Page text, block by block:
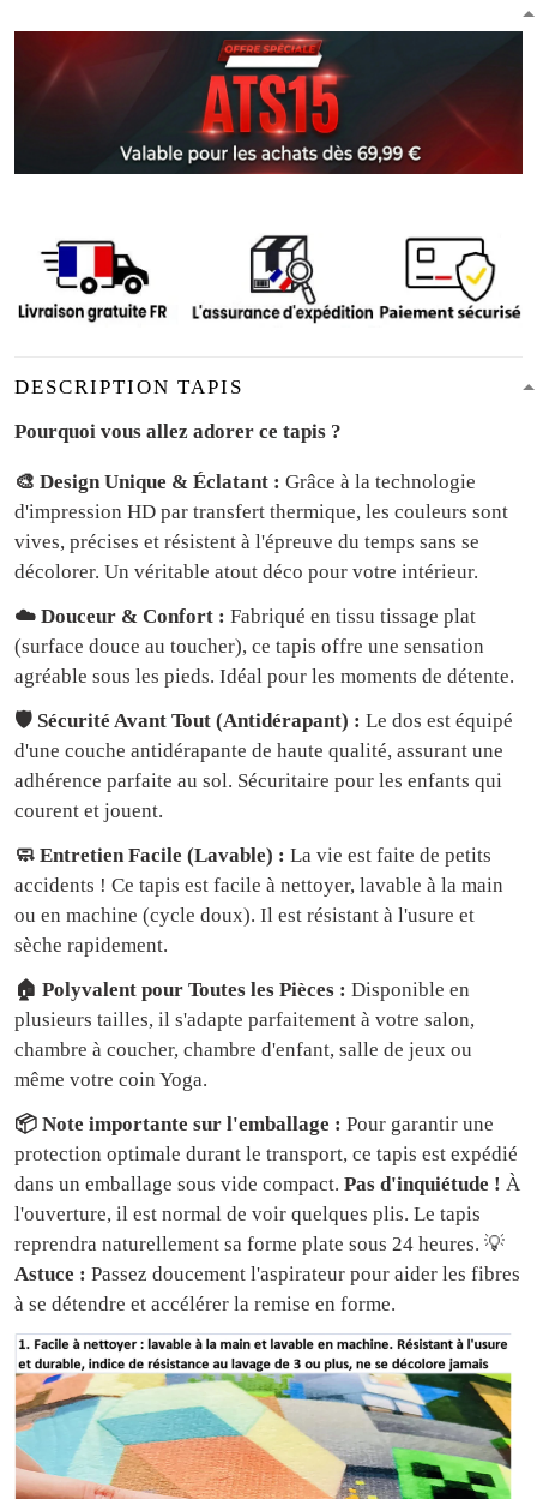
DESCRIPTION TAPIS
Pourquoi vous allez adorer ce tapis ?
🎨 Design Unique & Éclatant : Grâce à la technologie
d'impression HD par transfert thermique, les couleurs sont
vives, précises et résistent à l'épreuve du temps sans se
décolorer. Un véritable atout déco pour votre intérieur.
☁️ Douceur & Confort : Fabriqué en tissu tissage plat
(surface douce au toucher), ce tapis offre une sensation
agréable sous les pieds. Idéal pour les moments de détente.
🛡️ Sécurité Avant Tout (Antidérapant) : Le dos est équipé
d'une couche antidérapante de haute qualité, assurant une
adhérence parfaite au sol. Sécuritaire pour les enfants qui
courent et jouent.
🧼 Entretien Facile (Lavable) : La vie est faite de petits
accidents ! Ce tapis est facile à nettoyer, lavable à la main
ou en machine (cycle doux). Il est résistant à l'usure et
sèche rapidement.
🏠 Polyvalent pour Toutes les Pièces : Disponible en
plusieurs tailles, il s'adapte parfaitement à votre salon,
chambre à coucher, chambre d'enfant, salle de jeux ou
même votre coin Yoga.
📦 Note importante sur l'emballage : Pour garantir une
protection optimale durant le transport, ce tapis est expédié
dans un emballage sous vide compact. Pas d'inquiétude ! À
l'ouverture, il est normal de voir quelques plis. Le tapis
reprendra naturellement sa forme plate sous 24 heures. 💡
Astuce : Passez doucement l'aspirateur pour aider les fibres
à se détendre et accélérer la remise en forme.